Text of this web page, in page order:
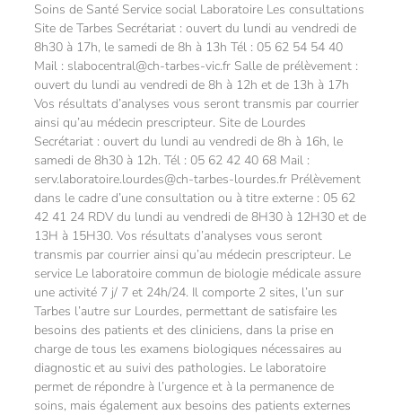
Soins de Santé Service social Laboratoire Les consultations
Site de Tarbes Secrétariat : ouvert du lundi au vendredi de
8h30 à 17h, le samedi de 8h à 13h Tél : 05 62 54 54 40
Mail : slabocentral@ch-tarbes-vic.fr Salle de prélèvement :
ouvert du lundi au vendredi de 8h à 12h et de 13h à 17h
Vos résultats d’analyses vous seront transmis par courrier
ainsi qu’au médecin prescripteur. Site de Lourdes
Secrétariat : ouvert du lundi au vendredi de 8h à 16h, le
samedi de 8h30 à 12h. Tél : 05 62 42 40 68 Mail :
serv.laboratoire.lourdes@ch-tarbes-lourdes.fr Prélèvement
dans le cadre d’une consultation ou à titre externe : 05 62
42 41 24 RDV du lundi au vendredi de 8H30 à 12H30 et de
13H à 15H30. Vos résultats d’analyses vous seront
transmis par courrier ainsi qu’au médecin prescripteur. Le
service Le laboratoire commun de biologie médicale assure
une activité 7 j/ 7 et 24h/24. Il comporte 2 sites, l’un sur
Tarbes l’autre sur Lourdes, permettant de satisfaire les
besoins des patients et des cliniciens, dans la prise en
charge de tous les examens biologiques nécessaires au
diagnostic et au suivi des pathologies. Le laboratoire
permet de répondre à l’urgence et à la permanence de
soins, mais également aux besoins des patients externes